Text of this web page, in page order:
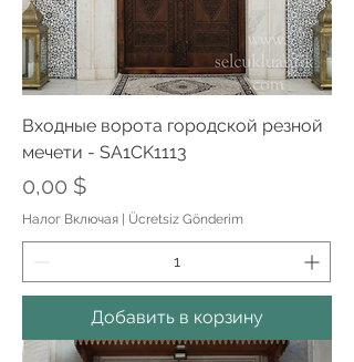
Входные ворота городской резной
мечети - SA1CK1113
Цена
0,00 $
Налог Включая | Ücretsiz Gönderim
Добавить в корзину